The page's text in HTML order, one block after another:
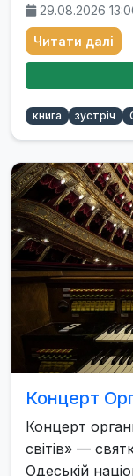
29.08.2026
Читати далі
книга зустріч
Концерт
Концерт
світів» —
Одеській